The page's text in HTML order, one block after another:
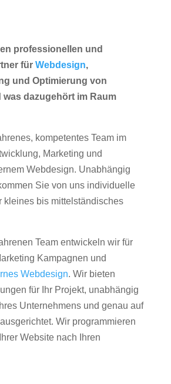
professionellen und
für Webdesign,
und Optimierung von
was dazugehört im Raum
kompetentes Team im
Marketing und
Webdesign. Unabhängig
Sie von uns individuelle
kleines bis mittelständisches
Team entwickeln wir für
Kampagnen und
Webdesign. Wir bieten
für Ihr Projekt, unabhängig
Unternehmens und genau auf
Wir programmieren
Website nach Ihren